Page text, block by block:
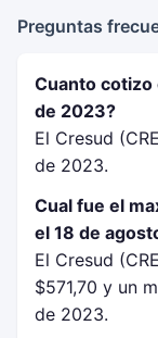
Preguntas
Cuanto cotizo
de 2023?
El Cresud
de 2023.
Cual fue el
el 18 de
El Cresud
$571,70 y un
de 2023.